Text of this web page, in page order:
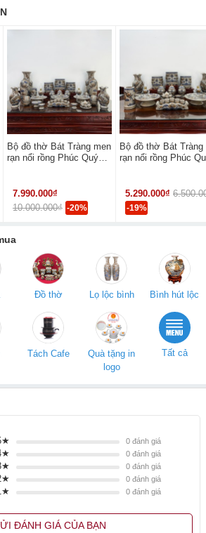
Bộ đồ thờ Bát Tràng men
rạn nổi rồng Phúc Quý
7.990.000₫
10.000.000₫ -20%
Bộ đồ thờ Bát Tràng
rạn nổi rồng Phúc
5.290.000₫
-19%
Đồ thờ Lọ lộc bình Bình hút lộc
Tách Cafe
Quà tặng in
logo
Tất cả
0đánh giá
0đánh giá
0đánh giá
0đánh giá
0đánh giá
ĐÁNH GIÁ CỦA BẠN